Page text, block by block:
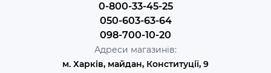
0-800-33-45-25
050-603-63-64
098-700-10-20
Адреси магазинів:
м. Харків, майдан, Конституції, 9